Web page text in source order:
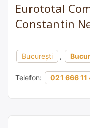
Eurototal
Constantin
București ,
Telefon: 021 666 11